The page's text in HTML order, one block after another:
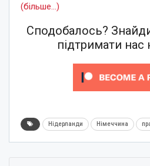
(більше…)
Сподобалось?
підтримати нас
Нідерланди Німеччина